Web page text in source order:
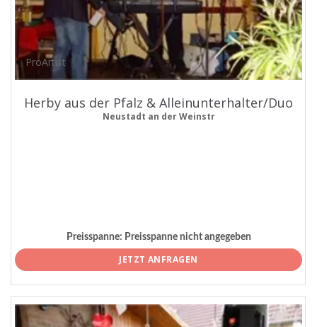
ProArtist
Herby aus der Pfalz & Alleinunterhalter/Duo
Neustadt an der Weinstr
Preisspanne: Preisspanne nicht angegeben
JETZT ANFRAGEN